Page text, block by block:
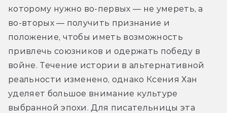
которому нужно во-первых — не умереть, а
во-вторых — получить признание и
положение, чтобы иметь возможность
привлечь союзников и одержать победу в
войне. Течение истории в альтернативной
реальности изменено, однако Ксения Хан
уделяет большое внимание культуре
выбранной эпохи. Для писательницы эта